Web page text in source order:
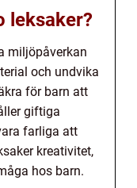
leksaker?
miljöpåverkan
och undvika
för barn att
giftiga
farliga att
kreativitet,
hos barn.